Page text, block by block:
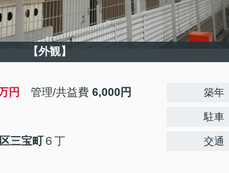
【外観】
円 管理/共益費 6,000円
三宝町６丁
築年
駐車
交通